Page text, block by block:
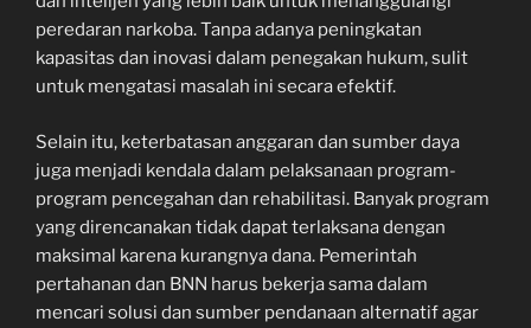
peredaran narkoba. Tanpa adanya peningkatan
kapasitas dan inovasi dalam penegakan hukum, sulit
untuk mengatasi masalah ini secara efektif.
Selain itu, keterbatasan anggaran dan sumber daya
juga menjadi kendala dalam pelaksanaan program-
program pencegahan dan rehabilitasi. Banyak program
yang direncanakan tidak dapat terlaksana dengan
maksimal karena kurangnya dana. Pemerintah
pertahanan dan BNN harus bekerja sama dalam
mencari solusi dan sumber pendanaan alternatif agar